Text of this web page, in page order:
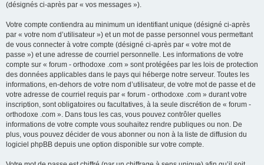
(désignés ci-après par « vos messages »).
Votre compte contiendra au minimum un identifiant unique (désigné ci-après
par « votre nom d’utilisateur ») et un mot de passe personnel vous permettant
de vous connecter à votre compte (désigné ci-après par « votre mot de
passe ») et une adresse de courriel personnelle. Les informations de votre
compte sur « forum - orthodoxe .com » sont protégées par les lois de protection
des données applicables dans le pays qui héberge notre serveur. Toutes les
informations, en-dehors de votre nom d’utilisateur, de votre mot de passe et de
votre adresse de courriel requis par « forum - orthodoxe .com » durant votre
inscription, sont obligatoires ou facultatives, à la seule discrétion de « forum -
orthodoxe .com ». Dans tous les cas, vous pouvez contrôler quelles
informations de votre compte vous souhaitez rendre publiques ou non. De
plus, vous pouvez décider de vous abonner ou non à la liste de diffusion du
logiciel phpBB depuis une option disponible sur votre compte.